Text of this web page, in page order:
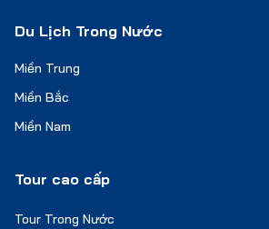
Du Lịch Trong Nước
Miền Trung
Miền Bắc
Miền Nam
Tour cao cấp
Tour Trong Nước